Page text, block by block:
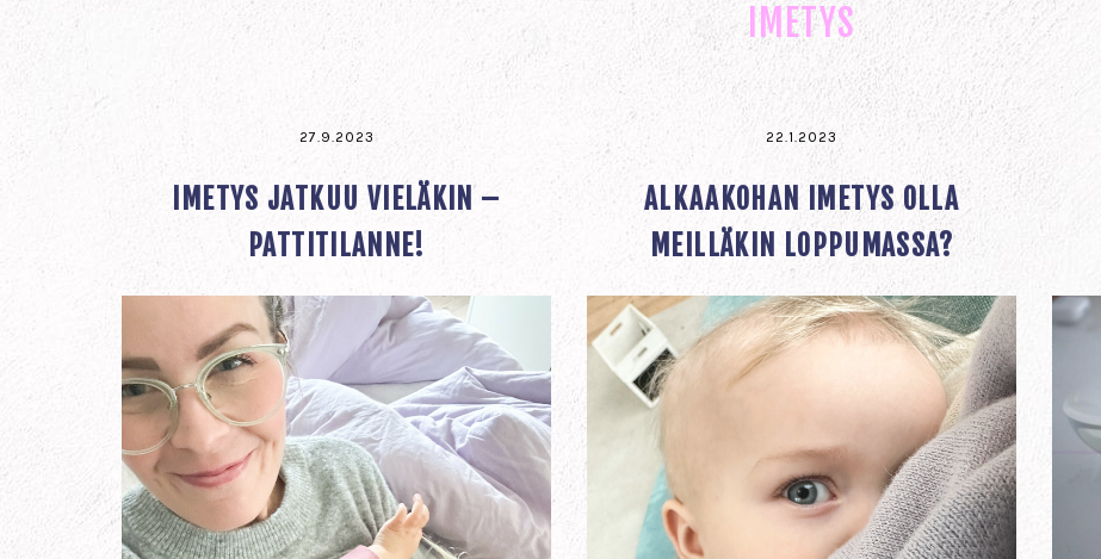
IMETYS
27.9.2023
IMETYS JATKUU VIELÄKIN –
PATTITILANNE!
22.1.2023
ALKAAKOHAN IMETYS OLLA
MEILLÄKIN LOPPUMASSA?